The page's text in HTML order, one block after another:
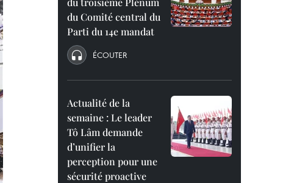
du Comité central du
Parti du 14e mandat
ÉCOUTER
Actualité de la
semaine : Le leader
Tô Lâm demande
d’unifier la
perception pour une
sécurité proactive